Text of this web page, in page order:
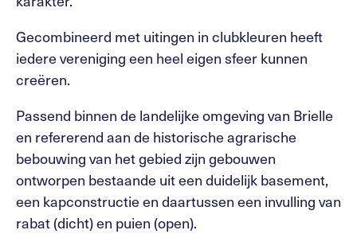
Gecombineerd met uitingen in clubkleuren heeft
iedere vereniging een heel eigen sfeer kunnen
creëren.
Passend binnen de landelijke omgeving van Brielle
en refererend aan de historische agrarische
bebouwing van het gebied zijn gebouwen
ontworpen bestaande uit een duidelijk basement,
een kapconstructie en daartussen een invulling van
rabat (dicht) en puien (open).